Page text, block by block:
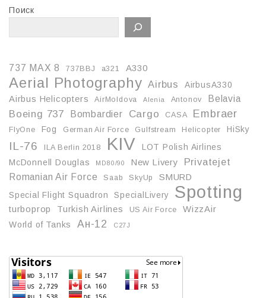
Поиск
737 MAX 8 737BBJ a321 A330
Aerial Photography Airbus
AirbusA330
Airbus Helicopters
AirMoldova Alenia Antonov Belavia
Boeing 737 Bombardier Cargo CASA Embraer
FlyOne Fog German Air Force Gulfstream Helicopter HiSky
IL-76 ILA Berlin 2018 KIV
LOT Polish Airlines
McDonnell Douglas
MD80/90 New Livery Privatejet
Romanian Air Force Saab SkyUp
SMURD
Special Flight Squadron
SpecialLivery Spotting
turboprop Turkish Airlines US Air Force
WizzAir
World of Tanks
Ан-12 С27J